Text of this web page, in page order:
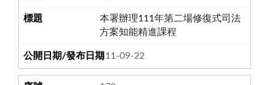
本署辦理111年第二場修復式司法
方案知能精進課程
111-09-22